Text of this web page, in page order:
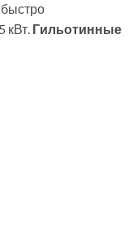
кВт. Гильотинные